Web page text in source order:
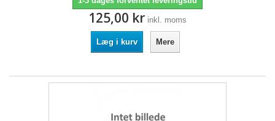
125,00 kr inkl. moms
Læg i kurv Mere